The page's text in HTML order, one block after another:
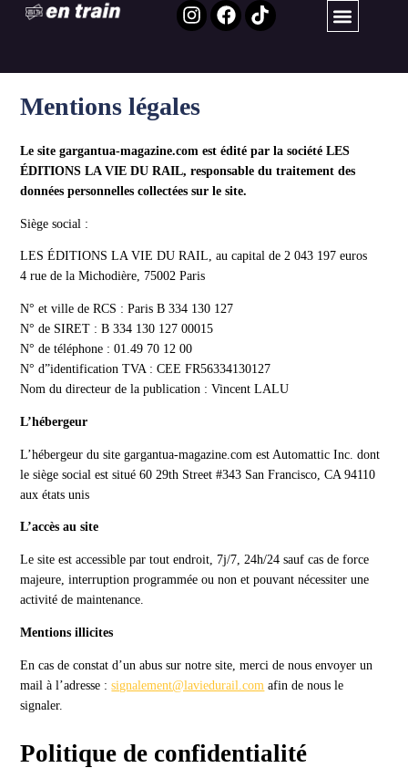
Mentions légales
Le site gargantua-magazine.com est édité par la société LES
ÉDITIONS LA VIE DU RAIL, responsable du traitement des
données personnelles collectées sur le site.
Siège social :
LES ÉDITIONS LA VIE DU RAIL, au capital de 2 043 197 euros
4 rue de la Michodière, 75002 Paris
N° et ville de RCS : Paris B 334 130 127
N° de SIRET : B 334 130 127 00015
N° de téléphone : 01.49 70 12 00
N° d”identification TVA : CEE FR56334130127
Nom du directeur de la publication : Vincent LALU
L’hébergeur
L’hébergeur du site gargantua-magazine.com est Automattic Inc. dont
le siège social est situé 60 29th Street #343 San Francisco, CA 94110
aux états unis
L’accès au site
Le site est accessible par tout endroit, 7j/7, 24h/24 sauf cas de force
majeure, interruption programmée ou non et pouvant nécessiter une
activité de maintenance.
Mentions illicites
En cas de constat d’un abus sur notre site, merci de nous envoyer un
mail à l’adresse :signalement@laviedurail.com afin de nous le
signaler.
Politique de confidentialité